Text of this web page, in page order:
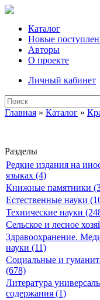
Каталог
Новые
Авторы
О проекте
Личный кабинет
Главная » Каталог »
Разделы
Редкие издания на
языках (4)
Книжные памятники
Естественные науки
Технические науки
Сельское и лесное
Здравоохранение.
науки (11)
Социальные и
(678)
Литература
содержания (1)